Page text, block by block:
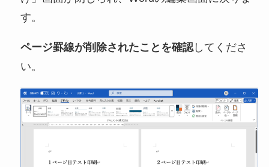
す。
ページ罫線が削除されたことを確認してくださ
い。